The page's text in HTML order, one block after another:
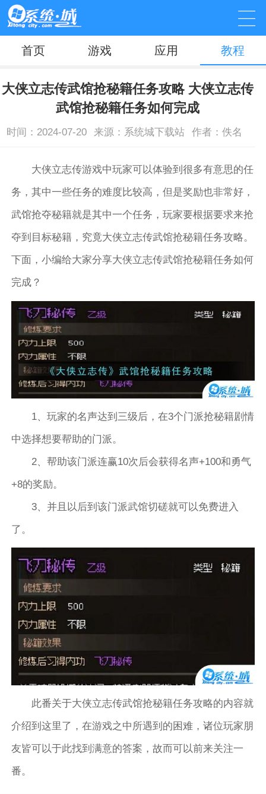
首页 游戏 应用 教程
大侠立志传武馆抢秘籍任务攻略 大侠立志传
武馆抢秘籍任务如何完成
时间：2024-07-20 来源：系统城下载站 作者：佚名
大侠立志传游戏中玩家可以体验到很多有意思的任
务，其中一些任务的难度比较高，但是奖励也非常好，
武馆抢夺秘籍就是其中一个任务，玩家要根据要求来抢
夺到目标秘籍，究竟大侠立志传武馆抢秘籍任务攻略。
下面，小编给大家分享大侠立志传武馆抢秘籍任务如何
完成？
1、玩家的名声达到三级后，在3个门派抢秘籍剧情
中选择想要帮助的门派。
2、帮助该门派连赢10次后会获得名声+100和勇气
+8的奖励。
3、并且以后到该门派武馆切磋就可以免费进入
了。
此番关于大侠立志传武馆抢秘籍任务攻略的内容就
介绍到这里了，在游戏之中所遇到的困难，诸位玩家朋
友皆可以于此找到满意的答案，故而可以前来关注一
番。